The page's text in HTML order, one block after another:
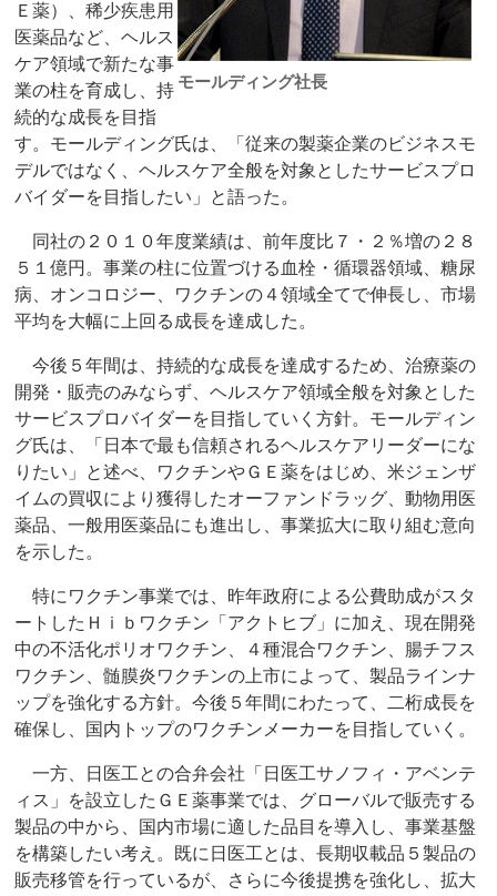
モールディング社長
Ｅ薬）、稀少疾患用
医薬品など、ヘルス
ケア領域で新たな事
業の柱を育成し、持
続的な成長を目指
す。モールディング氏は、「従来の製薬企業のビジネスモ
デルではなく、ヘルスケア全般を対象としたサービスプロ
バイダーを目指したい」と語った。
同社の２０１０年度業績は、前年度比７・２％増の２８
５１億円。事業の柱に位置づける血栓・循環器領域、糖尿
病、オンコロジー、ワクチンの４領域全てで伸長し、市場
平均を大幅に上回る成長を達成した。
今後５年間は、持続的な成長を達成するため、治療薬の
開発・販売のみならず、ヘルスケア領域全般を対象とした
サービスプロバイダーを目指していく方針。モールディン
グ氏は、「日本で最も信頼されるヘルスケアリーダーにな
りたい」と述べ、ワクチンやＧＥ薬をはじめ、米ジェンザ
イムの買収により獲得したオーファンドラッグ、動物用医
薬品、一般用医薬品にも進出し、事業拡大に取り組む意向
を示した。
特にワクチン事業では、昨年政府による公費助成がスタ
ートしたＨｉｂワクチン「アクトヒブ」に加え、現在開発
中の不活化ポリオワクチン、４種混合ワクチン、腸チフス
ワクチン、髄膜炎ワクチンの上市によって、製品ラインナ
ップを強化する方針。今後５年間にわたって、二桁成長を
確保し、国内トップのワクチンメーカーを目指していく。
一方、日医工との合弁会社「日医工サノフィ・アベンテ
ィス」を設立したＧＥ薬事業では、グローバルで販売する
製品の中から、国内市場に適した品目を導入し、事業基盤
を構築したい考え。既に日医工とは、長期収載品５製品の
販売移管を行っているが、さらに今後提携を強化し、拡大